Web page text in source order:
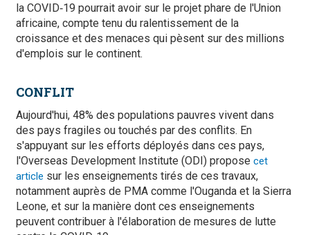
la COVID‑19 pourrait avoir sur le projet phare de l'Union
africaine, compte tenu du ralentissement de la
croissance et des menaces qui pèsent sur des millions
d'emplois sur le continent.
CONFLIT
Aujourd'hui, 48% des populations pauvres vivent dans
des pays fragiles ou touchés par des conflits. En
s'appuyant sur les efforts déployés dans ces pays,
l'Overseas Development Institute (ODI) propose cet
article sur les enseignements tirés de ces travaux,
notamment auprès de PMA comme l'Ouganda et la Sierra
Leone, et sur la manière dont ces enseignements
peuvent contribuer à l'élaboration de mesures de lutte